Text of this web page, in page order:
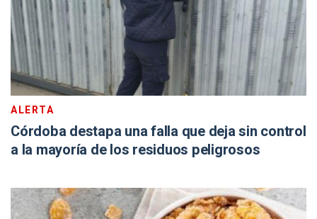
ALERTA
Córdoba destapa una falla que deja sin control
a la mayoría de los residuos peligrosos